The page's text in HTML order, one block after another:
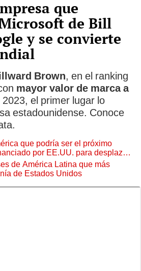
que
de Bill
y se convierte
Brown, en el ranking
mayor valor de marca a
2023, el primer lugar lo
estadounidense. Conoce
que podría ser el próximo
por EE.UU. para desplazar
de América Latina que más
de Estados Unidos